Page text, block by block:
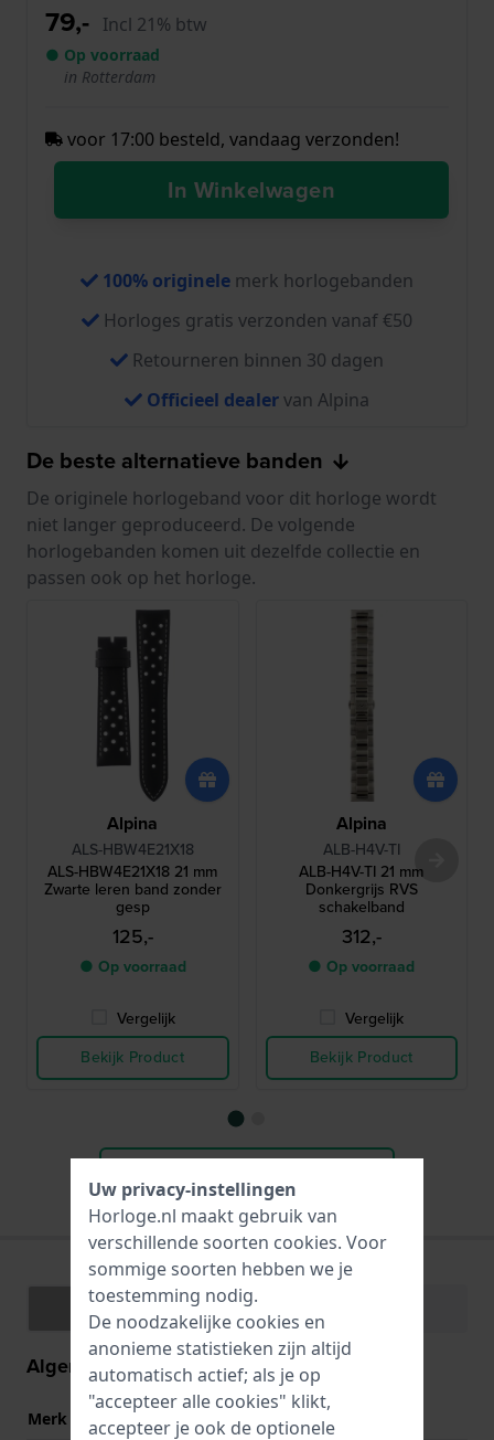
79,- Incl 21% btw
● Op voorraad
in Rotterdam
voor 17:00 besteld, vandaag verzonden!
In Winkelwagen
100% originele merk horlogebanden
Horloges gratis verzonden vanaf €50
Retourneren binnen 30 dagen
Officieel dealervan Alpina
De beste alternatieve banden
De originele horlogeband voor dit horloge wordt
niet langer geproduceerd. De volgende
horlogebanden komen uit dezelfde collectie en
passen ook op het horloge.
Alpina
ALS-HBW4E21X18
ALS-HBW4E21X18 21 mm
Zwarte leren band zonder
gesp
125,-
● Op voorraad
Vergelijk
Bekijk Product
Alpina
ALB-H4V-TI
ALB-H4V-TI 21 mm
Donkergrijs RVS
schakelband
312,-
● Op voorraad
Vergelijk
Bekijk Product
Alle passende merkbanden
Specificaties
Algemene informatie
Merk Alpina
Uw privacy-instellingen
Horloge.nl maakt gebruik van
verschillende soorten cookies. Voor
sommige soorten hebben we je
toestemming nodig.
De noodzakelijke cookies en
anonieme statistieken zijn altijd
automatisch actief; als je op
"accepteer alle cookies" klikt,
accepteer je ook de optionele